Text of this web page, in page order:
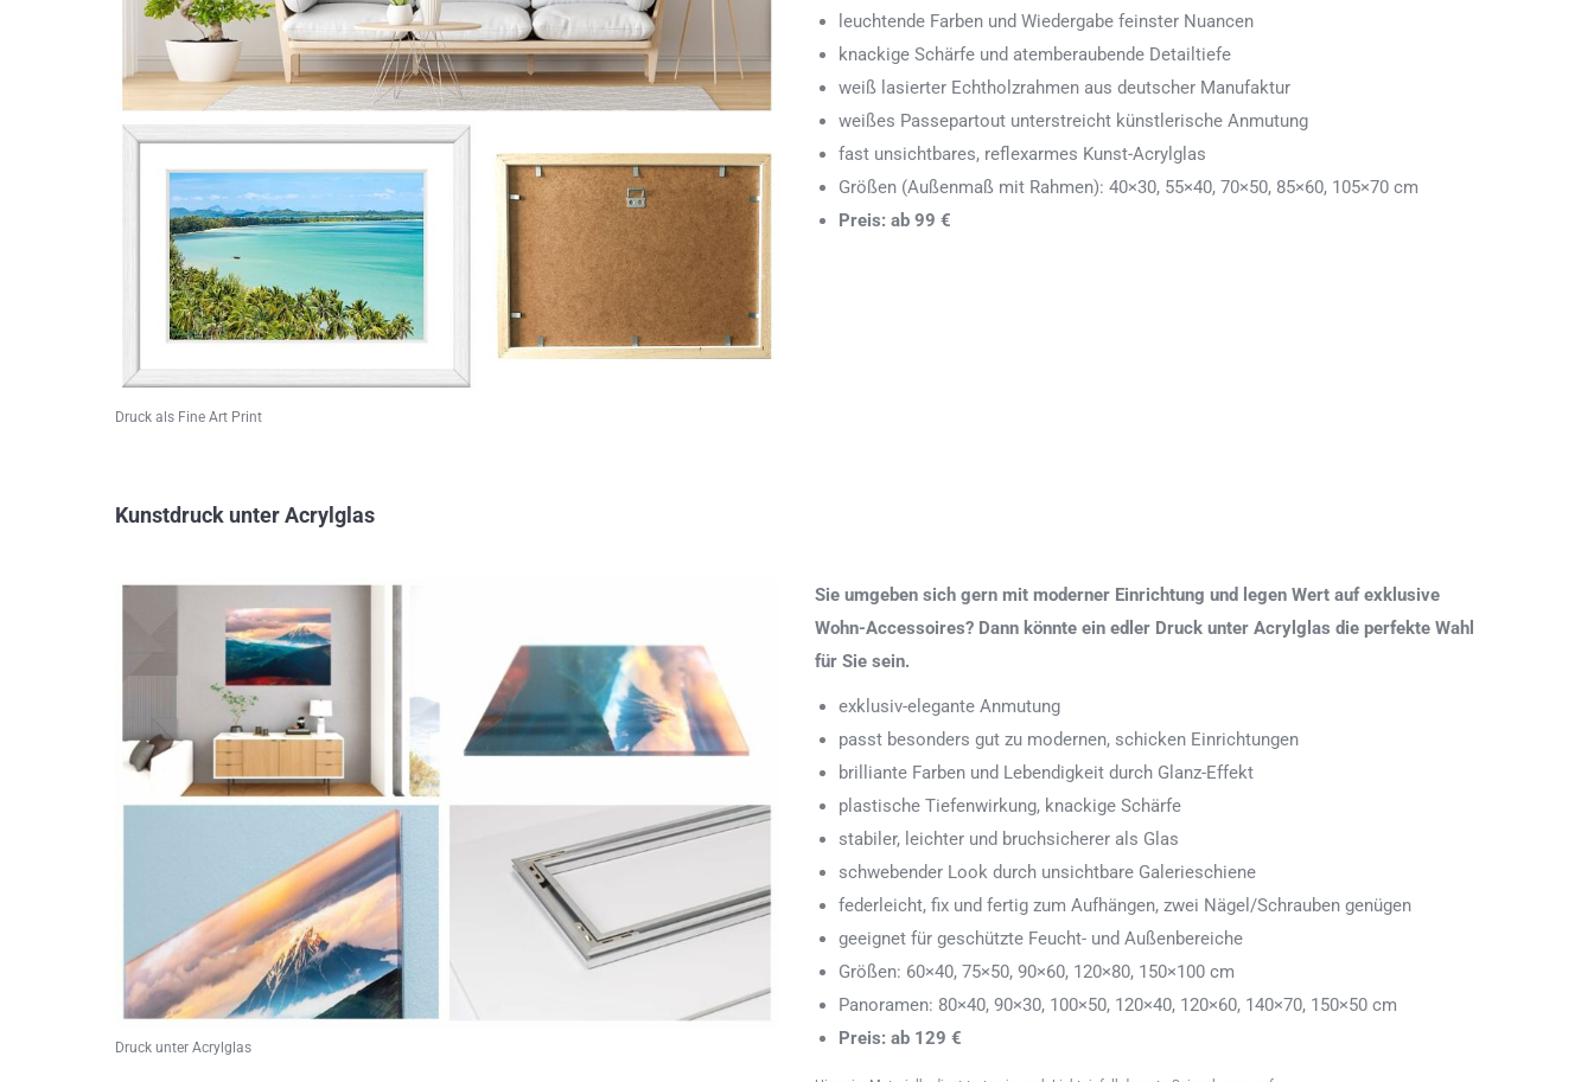
Druck als Fine Art Print
leuchtende Farben und Wiedergabe feinster Nuancen
knackige Schärfe und atemberaubende Detailtiefe
weiß lasierter Echtholzrahmen aus deutscher Manufaktur
weißes Passepartout unterstreicht künstlerische Anmutung
fast unsichtbares, reflexarmes Kunst-Acrylglas
Größen (Außenmaß mit Rahmen): 40×30, 55×40, 70×50, 85×60, 105×70 cm
Preis: ab 99 €
Kunstdruck unter Acrylglas
Druck unter Acrylglas
Sie umgeben sich gern mit moderner Einrichtung und legen Wert auf exklusive
Wohn-Accessoires? Dann könnte ein edler Druck unter Acrylglas die perfekte Wahl
für Sie sein.
exklusiv-elegante Anmutung
passt besonders gut zu modernen, schicken Einrichtungen
brilliante Farben und Lebendigkeit durch Glanz-Effekt
plastische Tiefenwirkung, knackige Schärfe
stabiler, leichter und bruchsicherer als Glas
schwebender Look durch unsichtbare Galerieschiene
federleicht, fix und fertig zum Aufhängen, zwei Nägel/Schrauben genügen
geeignet für geschützte Feucht- und Außenbereiche
Größen: 60×40, 75×50, 90×60, 120×80, 150×100 cm
Panoramen: 80×40, 90×30, 100×50, 120×40, 120×60, 140×70, 150×50 cm
Preis: ab 129 €